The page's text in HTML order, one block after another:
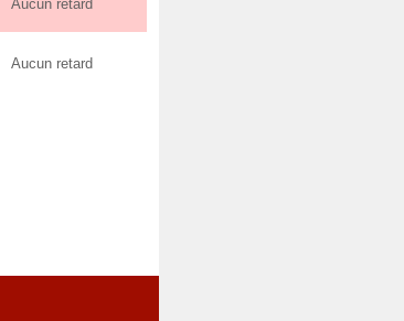
Aucun retard
Aucun retard